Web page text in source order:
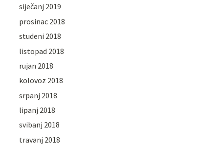
siječanj 2019
prosinac 2018
studeni 2018
listopad 2018
rujan 2018
kolovoz 2018
srpanj 2018
lipanj 2018
svibanj 2018
travanj 2018